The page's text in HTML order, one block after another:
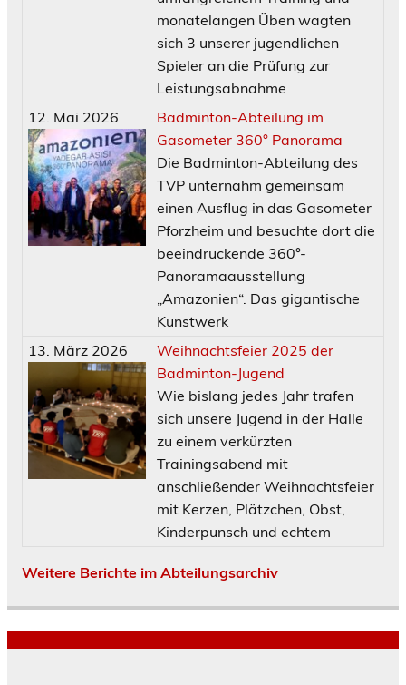
monatelangen Üben wagten
sich 3 unserer jugendlichen
Spieler an die Prüfung zur
Leistungsabnahme
12. Mai 2026
Badminton-Abteilung im
Gasometer 360° Panorama
Die Badminton-Abteilung des
TVP unternahm gemeinsam
einen Ausflug in das Gasometer
Pforzheim und besuchte dort die
beeindruckende 360°-
Panoramaausstellung
„Amazonien“. Das gigantische
Kunstwerk
13. März 2026
Weihnachtsfeier 2025 der
Badminton-Jugend
Wie bislang jedes Jahr trafen
sich unsere Jugend in der Halle
zu einem verkürzten
Trainingsabend mit
anschließender Weihnachtsfeier
mit Kerzen, Plätzchen, Obst,
Kinderpunsch und echtem
Weitere Berichte im Abteilungsarchiv